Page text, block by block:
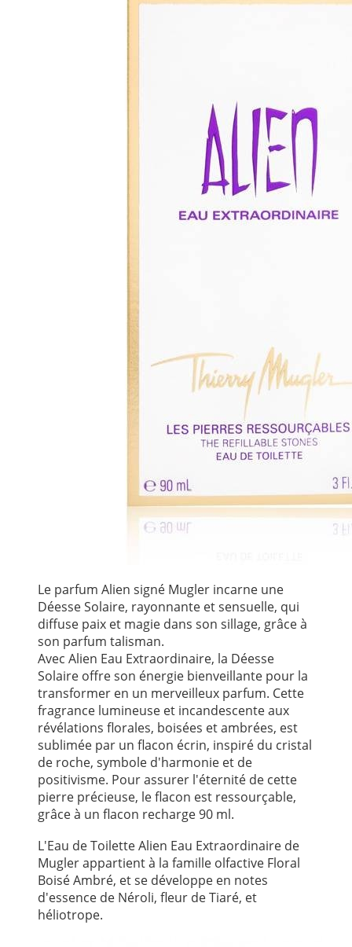
Le parfum Alien signé Mugler incarne une
Déesse Solaire, rayonnante et sensuelle, qui
diffuse paix et magie dans son sillage, grâce à
son parfum talisman.
Avec Alien Eau Extraordinaire, la Déesse
Solaire offre son énergie bienveillante pour la
transformer en un merveilleux parfum. Cette
fragrance lumineuse et incandescente aux
révélations florales, boisées et ambrées, est
sublimée par un flacon écrin, inspiré du cristal
de roche, symbole d'harmonie et de
positivisme. Pour assurer l'éternité de cette
pierre précieuse, le flacon est ressourçable,
grâce à un flacon recharge 90 ml.
L'Eau de Toilette Alien Eau Extraordinaire de
Mugler appartient à la famille olfactive Floral
Boisé Ambré, et se développe en notes
d'essence de Néroli, fleur de Tiaré, et
héliotrope.